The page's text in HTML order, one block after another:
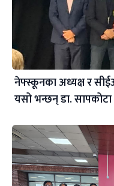
नेफ्स्कूनका अध्यक्ष र
यसो भन्छन् डा‍. सापकोटा